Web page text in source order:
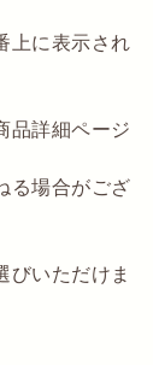
上に表示され
品詳細ページ
る場合がござ
びいただけま